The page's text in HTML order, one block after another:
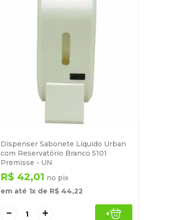
Dispenser Sabonete Líquido Urban
com Reservatório Branco 5101
Premisse - UN
R$ 42,01 no pix
em até 1x de R$ 44,22
＋
－ +